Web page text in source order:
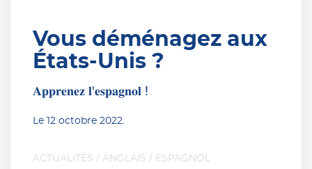
Vous déménagez aux
États-Unis ?
𝐀𝐩𝐩𝐫𝐞𝐧𝐞𝐳 𝐥'𝐞𝐬𝐩𝐚𝐠𝐧𝐨𝐥 !
Le 12 octobre 2022.
ACTUALITÉS / ANGLAIS / ESPAGNOL